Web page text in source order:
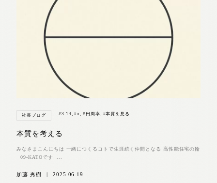
社長ブログ #3.14,#π,#円周率, #本質を見る
本質を考える
みなさまこんにちは 一緒につくるコトで生涯続く仲間となる 高性能住宅の輪
09-KATOです ...
加藤 秀樹 2025.06.19